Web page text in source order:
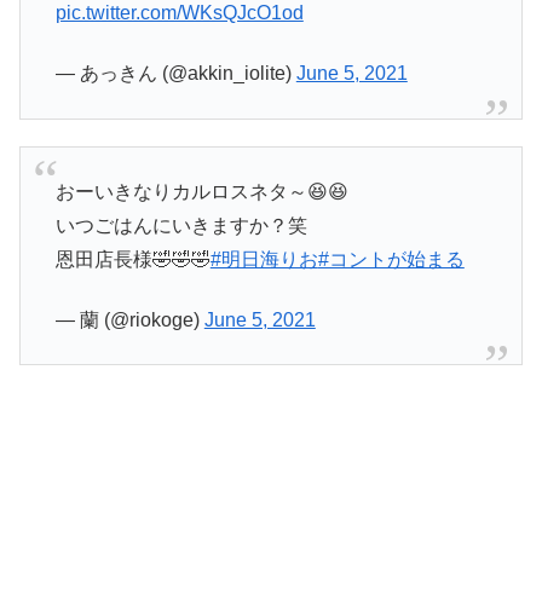
pic.twitter.com/WKsQJcO1od
— あっきん (@akkin_iolite) June 5, 2021
おーいきなりカルロスネタ～😆😆
いつごはんにいきますか？笑
恩田店長様🤣🤣🤣#明日海りお#コントが始まる
— 蘭 (@riokoge) June 5, 2021